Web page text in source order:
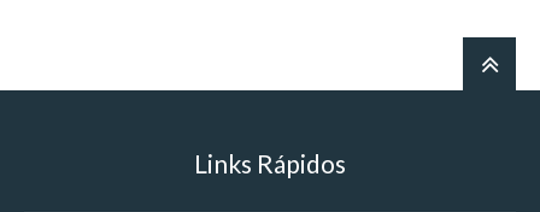
Links Rápidos